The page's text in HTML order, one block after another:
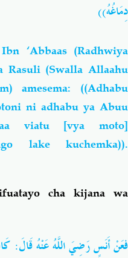
دِمَاغُهُ))‏
‘Abbaas (Radhwiya
Rasuli (Swalla Allaahu
amesema: ((Adhabu
ni adhabu ya Abuu
viatu [vya moto]
lake kuchemka)).
cha kijana wa
فعَنْ أَنَسٍ رَضِيَ اللَّهُ عَنْهُ قَالَ: